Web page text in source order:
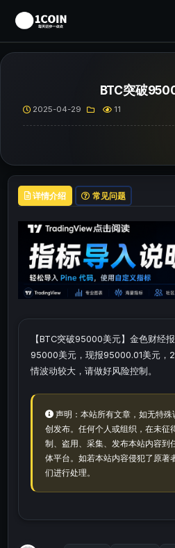
BTC突破
2025-04-29 11
详情介绍 常见问题
【BTC突破95000美元】金色财经
95000美元，现报95000.01美元，
情波动较大，请做好风险控制。
声明：本站所有文章，如无特
创发布。任何个人或组织，在未征
制、盗用、采集、发布本站内容到
体平台。如若本站内容侵犯了原著
们进行处理。